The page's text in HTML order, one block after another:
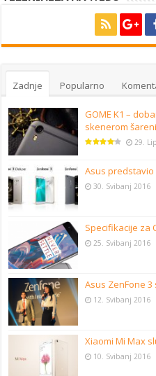
Zadnje Popularno
GOME K1 –
skenerom
29.
Asus predstavio
30. Svibanj 2016
Specifikacije za
25. Svibanj 2016
Asus ZenFone
12. Svibanj 2016
Xiaomi Mi Max
10. Svibanj 2016